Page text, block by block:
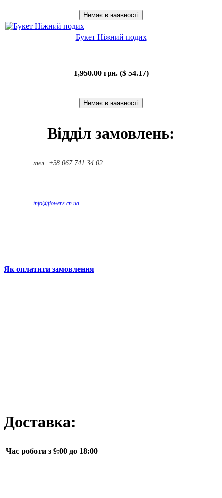
Букет Ніжний подих
1,950.00 грн. ($ 54.17)
Відділ замовлень:
тел: +38 067 741 34 02
info@flowers.cn.ua
Як оплатити замовлення
Доставка:
Час роботи з 9:00 до 18:00